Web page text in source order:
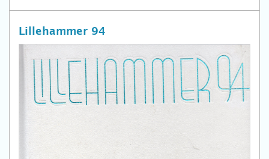
Lillehammer 94